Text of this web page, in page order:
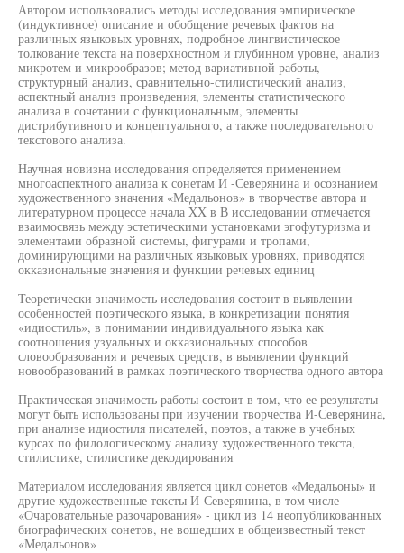
Автором использовались методы исследования эмпирическое
(индуктивное) описание и обобщение речевых фактов на
различных языковых уровнях, подробное лингвистическое
толкование текста на поверхностном и глубинном уровне, анализ
микротем и микрообразов; метод вариативной работы,
структурный анализ, сравнительно-стилистический анализ,
аспектный анализ произведения, элементы статистического
анализа в сочетании с функциональным, элементы
дистрибутивного и концептуального, а также последовательного
текстового анализа.
Научная новизна исследования определяется применением
многоаспектного анализа к сонетам И -Северянина и осознанием
художественного значения «Медальонов» в творчестве автора и
литературном процессе начала XX в В исследовании отмечается
взаимосвязь между эстетическими установками эгофутуризма и
элементами образной системы, фигурами и тропами,
доминирующими на различных языковых уровнях, приводятся
окказиональные значения и функции речевых единиц
Теоретически значимость исследования состоит в выявлении
особенностей поэтического языка, в конкретизации понятия
«идиостиль», в понимании индивидуального языка как
соотношения узуальных и окказиональных способов
словообразования и речевых средств, в выявлении функций
новообразований в рамках поэтического творчества одного автора
Практическая значимость работы состоит в том, что ее результаты
могут быть использованы при изучении творчества И-Северянина,
при анализе идиостиля писателей, поэтов, а также в учебных
курсах по филологическому анализу художественного текста,
стилистике, стилистике декодирования
Материалом исследования является цикл сонетов «Медальоны» и
другие художественные тексты И-Северянина, в том числе
«Очаровательные разочарования» - цикл из 14 неопубликованных
биографических сонетов, не вошедших в общеизвестный текст
«Медальонов»